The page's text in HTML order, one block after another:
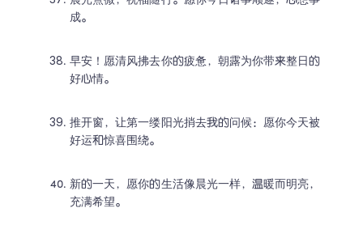
成。
早安！愿清风拂去你的疲惫，朝露为你带来整日的
好心情。
推开窗，让第一缕阳光捎去我的问候：愿你今天被
好运和惊喜围绕。
新的一天，愿你的生活像晨光一样，温暖而明亮，
充满希望。